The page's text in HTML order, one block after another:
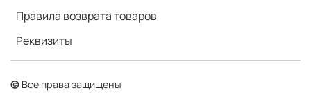
Правила возврата товаров
Реквизиты
© Все права защищены